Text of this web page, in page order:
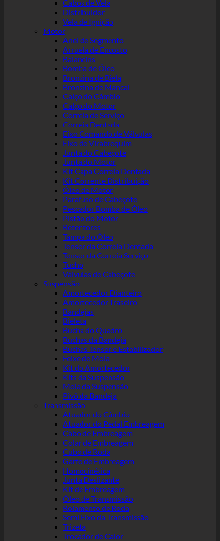
Cabos de Vela
Distribuidor
Vela de Ignição
Motor
Anel de Segmento
Arruela de Encosto
Balancins
Bomba de Óleo
Bronzina de Biela
Bronzina de Mancal
Calço do Câmbio
Calço do Motor
Correia de Serviço
Correia Dentada
Eixo Comando de Válvulas
Eixo de Virabrequim
Junta do Cabeçote
Junta do Motor
Kit Capa Correia Dentada
Kit Corrente Distribuição
Óleo de Motor
Parafuso de Cabeçote
Pescador Bomba de Óleo
Pistão do Motor
Retentores
Tampa do Óleo
Tensor da Correia Dentada
Tensor da Correia Serviço
Tucho
Válvulas de Cabeçote
Suspensão
Amortecedor Dianteiro
Amortecedor Traseiro
Bandejas
Bieleta
Bucha do Quadro
Buchas da Bandeja
Buchas Tensor e Estabilizador
Feixe de Mola
Kit do Amortecedor
Kits da Suspensão
Mola da Suspensão
Pivô da Bandeja
Transmissão
Atuador do Câmbio
Atuador do Pedal Embreagem
Cabo de Embreagem
Colar de Embreagem
Cubo de Roda
Garfo de Embreagem
Homocinética
Junta Deslizante
Kit de Embreagem
Óleo de Transmissão
Rolamento de Roda
Semi Eixo da Transmissão
Trizeta
Trocador de Calor